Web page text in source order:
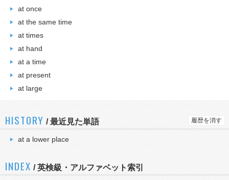
at once
at the same time
at times
at hand
at a time
at present
at large
HISTORY /最近見た単語 履歴を消す
at a lower place
INDEX / 英検級・アルファベット索引